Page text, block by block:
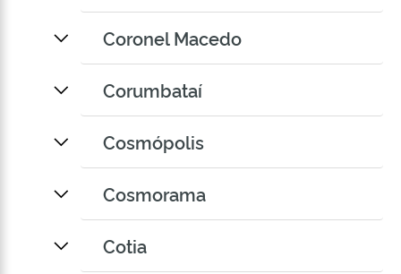
Coronel Macedo
Corumbataí
Cosmópolis
Cosmorama
Cotia